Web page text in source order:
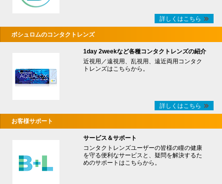
詳しくはこちら
ボシュロムのコンタクトレンズ
1day 2weekなど各種コンタクトレンズの紹介
近視用／遠視用、乱視用、遠近両用コンタク
トレンズはこちらから。
詳しくはこちら
お客様サポート
サービス＆サポート
コンタクトレンズユーザーの皆様の瞳の健康
を守る便利なサービスと、疑問を解決するた
めのサポートはこちらから。